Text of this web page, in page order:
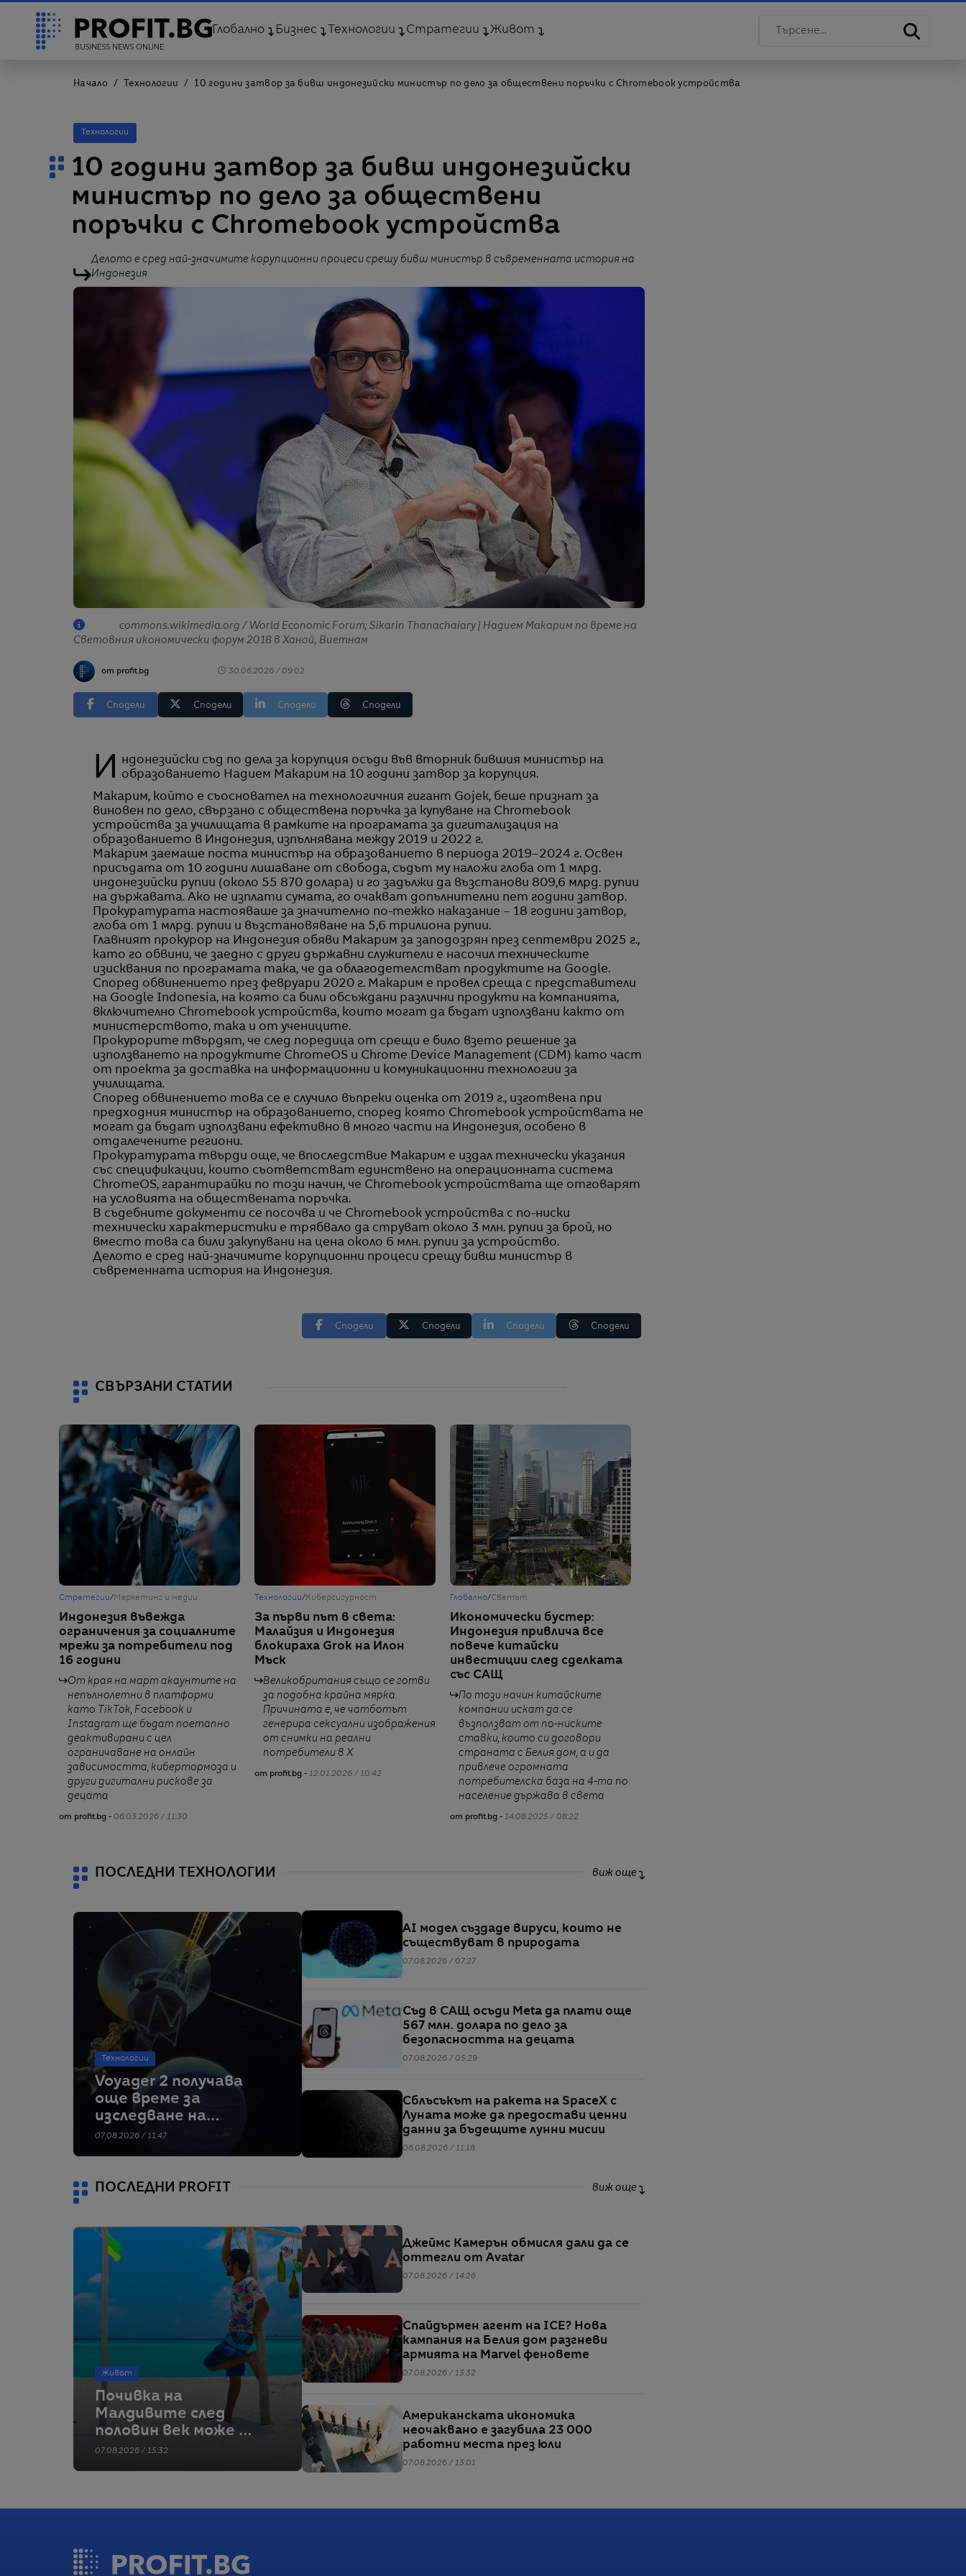
Глобално Бизнес Технологии Стратегии Живот
Начало Технологии 10 години затвор за бивш индонезийски министър по дело за обществени поръчки с Chromebook устройства
Технологии
10 години затвор за бивш индонезийски
министър по дело за обществени
поръчки с Chromebook устройства
Делото е сред най-значимите корупционни процеси срещу бивш министър в съвременната история на
Индонезия
commons.wikimedia.org / World Economic Forum; Sikarin Thanachaiary | Надием Макарим по време на
Световния икономически форум 2018 в Ханой, Виетнам
от profit.bg 30.06.2026 / 09:02
Сподели Сподели Сподели Сподели
Индонезийски съд по дела за корупция осъди във вторник бившия министър на
образованието Надием Макарим на 10 години затвор за корупция.
Макарим, който е съосновател на технологичния гигант Gojek, беше признат за
виновен по дело, свързано с обществена поръчка за купуване на Chromebook
устройства за училищата в рамките на програмата за дигитализация на
образованието в Индонезия, изпълнявана между 2019 и 2022 г.
Макарим заемаше поста министър на образованието в периода 2019–2024 г. Освен
присъдата от 10 години лишаване от свобода, съдът му наложи глоба от 1 млрд.
индонезийски рупии (около 55 870 долара) и го задължи да възстанови 809,6 млрд. рупии
на държавата. Ако не изплати сумата, го очакват допълнителни пет години затвор.
Прокуратурата настояваше за значително по-тежко наказание – 18 години затвор,
глоба от 1 млрд. рупии и възстановяване на 5,6 трилиона рупии.
Главният прокурор на Индонезия обяви Макарим за заподозрян през септември 2025 г.,
като го обвини, че заедно с други държавни служители е насочил техническите
изисквания по програмата така, че да облагодетелстват продуктите на Google.
Според обвинението през февруари 2020 г. Макарим е провел среща с представители
на Google Indonesia, на която са били обсъждани различни продукти на компанията,
включително Chromebook устройства, които могат да бъдат използвани както от
министерството, така и от учениците.
Прокурорите твърдят, че след поредица от срещи е било взето решение за
използването на продуктите ChromeOS и Chrome Device Management (CDM) като част
от проекта за доставка на информационни и комуникационни технологии за
училищата.
Според обвинението това се е случило въпреки оценка от 2019 г., изготвена при
предходния министър на образованието, според която Chromebook устройствата не
могат да бъдат използвани ефективно в много части на Индонезия, особено в
отдалечените региони.
Прокуратурата твърди още, че впоследствие Макарим е издал технически указания
със спецификации, които съответстват единствено на операционната система
ChromeOS, гарантирайки по този начин, че Chromebook устройствата ще отговарят
на условията на обществената поръчка.
В съдебните документи се посочва и че Chromebook устройства с по-ниски
технически характеристики е трябвало да струват около 3 млн. рупии за брой, но
вместо това са били закупувани на цена около 6 млн. рупии за устройство.
Делото е сред най-значимите корупционни процеси срещу бивш министър в
съвременната история на Индонезия.
Сподели Сподели Сподели Сподели
СВЪРЗАНИ СТАТИИ
Стратегии/Маркетинг и медии
Индонезия въвежда
ограничения за социалните
мрежи за потребители под
16 години
От края на март акаунтите на
непълнолетни в платформи
като TikTok, Facebook и
Instagram ще бъдат поетапно
деактивирани с цел
ограничаване на онлайн
зависимостта, кибертормоза и
други дигитални рискове за
децата
от profit.bg - 06.03.2026 / 11:30
Технологии/Киберсигурност
За първи път в света:
Малайзия и Индонезия
блокираха Grok на Илон
Мъск
Великобритания също се готви
за подобна крайна мярка.
Причината е, че чатботът
генерира сексуални изображения
от снимки на реални
потребители в X
от profit.bg - 12.01.2026 / 10:42
Глобално/Светът
Икономически бустер:
Индонезия привлича все
повече китайски
инвестиции след сделката
със САЩ
По този начин китайските
компании искат да се
възползват от по-ниските
ставки, които си договори
страната с Белия дом, а и да
привлече огромната
потребителска база на 4-та по
население държава в света
от profit.bg - 14.08.2025 / 08:22
ПОСЛЕДНИ ТЕХНОЛОГИИ виж още
Технологии
Voyager 2 получава
още време за
изследване на
междузвездното
07.08.2026 / 11:47
AI модел създаде вируси, които не
съществуват в природата
07.08.2026 / 07:27
Съд в САЩ осъди Meta да плати още
567 млн. долара по дело за
безопасността на децата
07.08.2026 / 05:29
Сблъсъкът на ракета на SpaceX с
Луната може да предостави ценни
данни за бъдещите лунни мисии
06.08.2026 / 11:18
ПОСЛЕДНИ PROFIT виж още
Живот
Почивка на
Малдивите след
половин век може да
е туристически
07.08.2026 / 15:32
Джеймс Камерън обмисля дали да се
оттегли от Avatar
07.08.2026 / 14:26
Спайдърмен агент на ICE? Нова
кампания на Белия дом разгневи
армията на Marvel феновете
07.08.2026 / 13:32
Американската икономика
неочаквано е загубила 23 000
работни места през юли
07.08.2026 / 13:01